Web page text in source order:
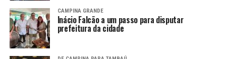
CAMPINA GRANDE
Inácio Falcão a um passo para disputar
prefeitura da cidade